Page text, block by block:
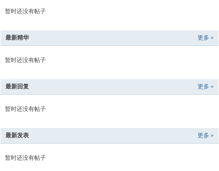
C
na
Pr
int
in
暂时还没有帖子
更多 »
最新精华
暂时还没有帖子
更多 »
最新回复
暂时还没有帖子
更多 »
最新发表
暂时还没有帖子